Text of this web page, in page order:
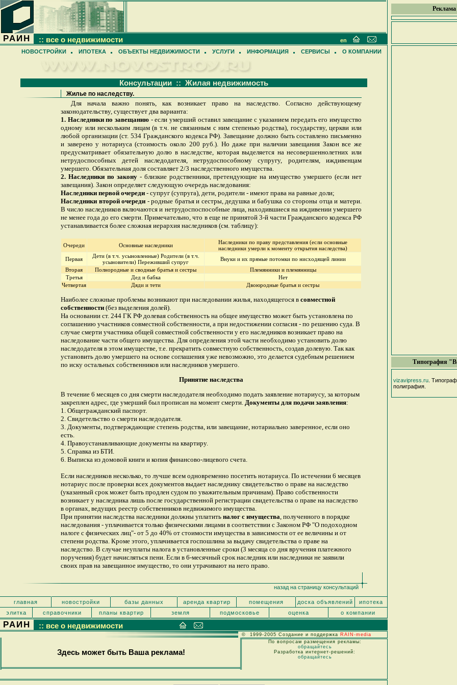
Реклама
Типография
vizavipress.ru .
полиграфия.
РАИН :: все о недвижимости
en
НОВОСТРОЙКИ
ИПОТЕКА ОБЪЕКТЫ НЕДВИЖИМОСТИ УСЛУГИ ИНФОРМАЦИЯ СЕРВИСЫ О КОМПАНИИ
Консультации :: Жилая недвижимость
Жилье по наследству.
Для начала важно понять, как возникает право на наследство. Согласно действующему
законодательству, существует два варианта:
1. Наследники по завещанию - если умерший оставил завещание с указанием передать его имущество
одному или нескольким лицам (в т.ч. не связанным с ним степенью родства), государству, церкви или
любой организации (ст. 534 Гражданского кодекса РФ). Завещание должно быть составлено письменно
и заверено у нотариуса (стоимость около 200 руб.). Но даже при наличии завещания Закон все же
предусматривает обязательную долю в наследстве, которая выделяется на несовершеннолетних или
нетрудоспособных детей наследодателя, нетрудоспособному супругу, родителям, иждивенцам
умершего. Обязательная доля составляет 2/3 наследственного имущества.
2. Наследники по закону- близкие родственники, претендующие на имущество умершего (если нет
завещания). Закон определяет следующую очередь наследования:
Наследники первой очереди - супруг (супруга), дети, родители - имеют права на равные доли;
Наследники второй очереди - родные братья и сестры, дедушка и бабушка со стороны отца и матери.
В число наследников включаются и нетрудоспоспособные лица, находившиеся на иждивении умершего
не менее года до его смерти. Примечательно, что в еще не принятой 3-й части Гражданского кодекса РФ
устанавливается более сложная иерархия наследников (см. таблицу):
Очереди Основные наследники
Наследники по праву представления (если основные
наследники умерли к моменту открытия наследства)
Первая
Дети (в т.ч. усыновленные) Родители (в т.ч.
усыновители) Переживший супруг
Внуки и их прямые потомки по нисходящей линии
Вторая
Полнородные и сводные братья и сестры
Племянники и племянницы
Третья
Дед и бабка
Нет
Четвертая
Дяди и тети Двоюродные братья и сестры
Наиболее сложные проблемы возникают при наследовании жилья, находящегося в совместной
собственности (без выделения долей).
На основании ст. 244 ГК РФ долевая собственность на общее имущество может быть установлена по
соглашению участников совместной собственности, а при недостижении согласия - по решению суда. В
случае смерти участника общей совместной собственности у его наследников возникает право на
наследование части общего имущества. Для определения этой части необходимо установить долю
наследодателя в этом имуществе, т.е. прекратить совместную собственность, создав долевую. Так как
установить долю умершего на основе соглашения уже невозможно, это делается судебным решением
по иску остальных собственников или наследников умершего.
Принятие наследства
В течение 6 месяцев со дня смерти наследодателя необходимо подать заявление нотариусу, за которым
закреплен адрес, где умерший был прописан на момент смерти. Документы для подачи заявления:
1. Общегражданский паспорт.
2. Свидетельство о смерти наследодателя.
3. Документы, подтверждающие степень родства, или завещание, нотариально заверенное, если оно
есть.
4. Правоустанавливающие документы на квартиру.
5. Справка из БТИ.
6. Выписка из домовой книги и копия финансово-лицевого счета.
Если наследников несколько, то лучше всем одновременно посетить нотариуса. По истечении 6 месяцев
нотариус после проверки всех документов выдает наследнику свидетельство о праве на наследство
(указанный срок может быть продлен судом по уважительным причинам). Право собственности
возникает у наследника лишь после государственной регистрации свидетельства о праве на наследство
в органах, ведущих реестр собственников недвижимого имущества.
При принятии наследства наследники должны уплатить налог с имущества, полученного в порядке
наследования - уплачивается только физическими лицами в соответствии с Законом РФ "О подоходном
налоге с физических лиц"- от 5 до 40% от стоимости имущества в зависимости от ее величины и от
степени родства. Кроме этого, уплачивается госпошлина за выдачу свидетельства о праве на
наследство. В случае неуплаты налога в установленные сроки (3 месяца со дня вручения платежного
поручения) будет начисляться пени. Если в 6-месячный срок наследник или наследники не заявили
своих прав на завещанное имущество, то они утрачивают на него право.
назад на страницу консультаций
главная новостройки базы данных аренда квартир помещения доска объявлений
ипотека
элитка
справочники планы квартир земля подмосковье оценка о компании
РАИН :: все о недвижимости
© 1999-2005 Создание и поддержка RAIN-media
Здесь может быть Ваша реклама!
По вопросам размещения рекламы:
обращайтесь
Разработка интернет-решений:
обращайтесь